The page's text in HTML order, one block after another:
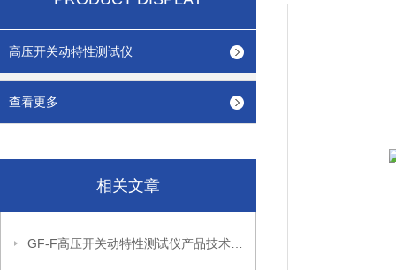
高压开关动特性测试仪
查看更多
相关文章